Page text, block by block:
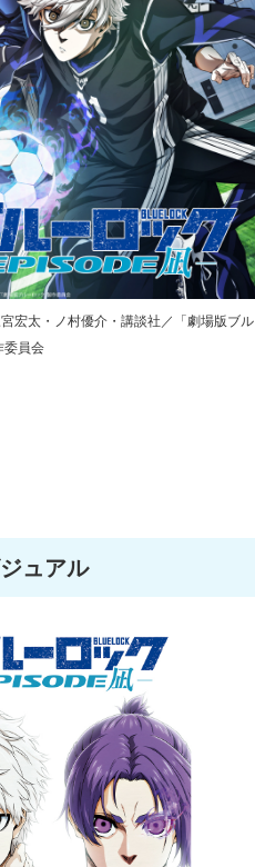
宏太・ノ村優介・講談社／「劇場版ブル
委員会
ュアル